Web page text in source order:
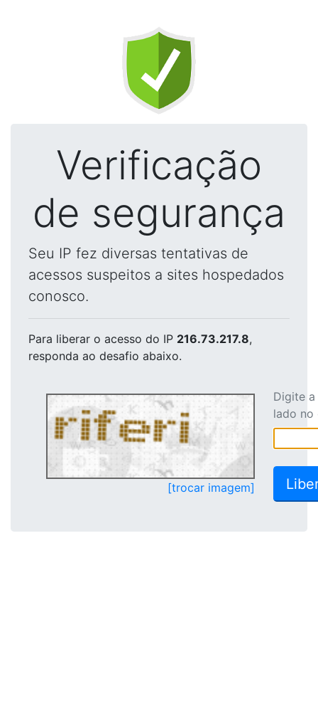
Verificação
de segurança
Seu IP fez diversas tentativas de
acessos suspeitos a sites hospedados
conosco.
Para liberar o acesso do IP 216.73.217.8,
responda ao desafio abaixo.
[trocar imagem]
Digite
lado no